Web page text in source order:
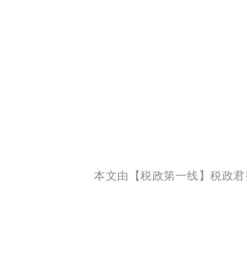
本文由【税政第一线】税政君